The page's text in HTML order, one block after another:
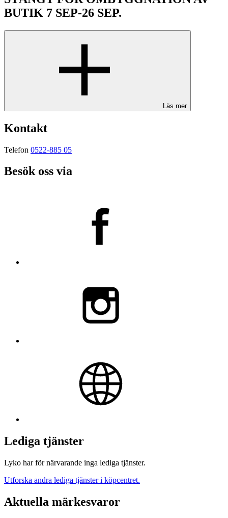
BUTIK 7 SEP-26 SEP.
Läs mer
Kontakt
Telefon 0522-885 05
Besök oss via
Lediga tjänster
Lyko har för närvarande inga lediga tjänster.
Utforska andra lediga tjänster i köpcentret.
Aktuella märkesvaror